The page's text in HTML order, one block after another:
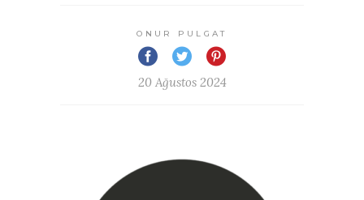
ONUR PULGAT
20 Ağustos 2024